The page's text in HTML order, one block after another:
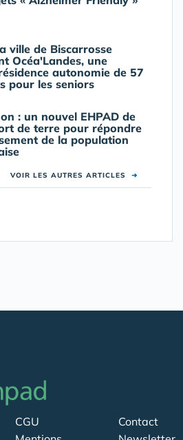
ville de Biscarrosse
Océa'Landes, une
autonomie de 57
pour les seniors
: un nouvel EHPAD de
de terre pour répondre
de la population
VOIR LES AUTRES ARTICLES ➜
CGU
Contact